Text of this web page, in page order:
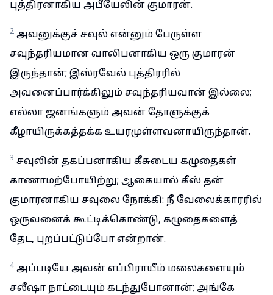
புத்திரனாகிய அபீயேலின் குமாரன்.
2 அவனுக்குச் சவுல் என்னும் பேருள்ள
சவுந்தரியமான வாலிபனாகிய ஒரு குமாரன்
இருந்தான்; இஸ்ரவேல் புத்திரரில்
அவனைப்பார்க்கிலும் சவுந்தரியவான் இல்லை;
எல்லா ஜனங்களும் அவன் தோளுக்குக்
கீழாயிருக்கத்தக்க உயரமுள்ளவனாயிருந்தான்.
3 சவுலின் தகப்பனாகிய கீசுடைய கழுதைகள்
காணாமற்போயிற்று; ஆகையால் கீஸ் தன்
குமாரனாகிய சவுலை நோக்கி: நீ வேலைக்காரரில்
ஒருவனைக் கூட்டிக்கொண்டு, கழுதைகளைத்
தேட, புறப்பட்டுப்போ என்றான்.
4 அப்படியே அவன் எப்பிராயீம் மலைகளையும்
சலீஷா நாட்டையும் கடந்துபோனான்; அங்கே